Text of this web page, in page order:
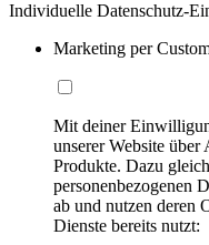
Individuelle Datenschutz-
Marketing per
Mit deiner
unserer Website
Produkte. Dazu
personenbezogenen
ab und nutzen deren
Dienste bereits nutzt: